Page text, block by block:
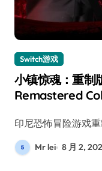
Switch游戏
小镇惊魂：重制
Remastered
印尼恐怖冒险游戏
Mr lei 8 月 2,